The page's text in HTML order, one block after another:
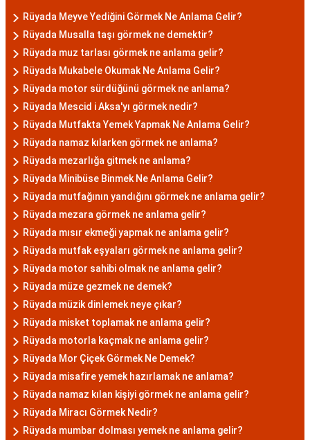
Rüyada Meyve Yediğini Görmek Ne Anlama Gelir?
Rüyada Musalla taşı görmek ne demektir?
Rüyada muz tarlası görmek ne anlama gelir?
Rüyada Mukabele Okumak Ne Anlama Gelir?
Rüyada motor sürdüğünü görmek ne anlama?
Rüyada Mescid i Aksa'yı görmek nedir?
Rüyada Mutfakta Yemek Yapmak Ne Anlama Gelir?
Rüyada namaz kılarken görmek ne anlama?
Rüyada mezarlığa gitmek ne anlama?
Rüyada Minibüse Binmek Ne Anlama Gelir?
Rüyada mutfağının yandığını görmek ne anlama gelir?
Rüyada mezara görmek ne anlama gelir?
Rüyada mısır ekmeği yapmak ne anlama gelir?
Rüyada mutfak eşyaları görmek ne anlama gelir?
Rüyada motor sahibi olmak ne anlama gelir?
Rüyada müze gezmek ne demek?
Rüyada müzik dinlemek neye çıkar?
Rüyada misket toplamak ne anlama gelir?
Rüyada motorla kaçmak ne anlama gelir?
Rüyada Mor Çiçek Görmek Ne Demek?
Rüyada misafire yemek hazırlamak ne anlama?
Rüyada namaz kılan kişiyi görmek ne anlama gelir?
Rüyada Miracı Görmek Nedir?
Rüyada mumbar dolması yemek ne anlama gelir?